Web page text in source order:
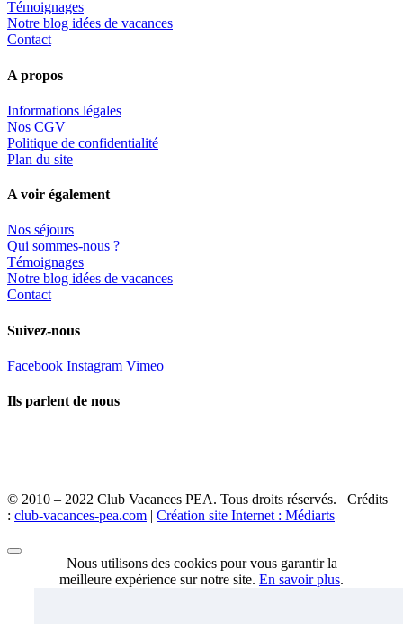
Témoignages
Notre blog idées de vacances
Contact
A propos
Informations légales
Nos CGV
Politique de confidentialité
Plan du site
A voir également
Nos séjours
Qui sommes-nous ?
Témoignages
Notre blog idées de vacances
Contact
Suivez-nous
Facebook Instagram Vimeo
Ils parlent de nous
© 2010 – 2022 Club Vacances PEA. Tous droits réservés. Crédits
: club-vacances-pea.com Création site Internet : Médiarts
Nous utilisons des cookies pour vous garantir la
meilleure expérience sur notre site. En savoir plus.